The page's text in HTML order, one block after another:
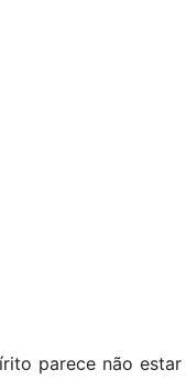
parece não estar